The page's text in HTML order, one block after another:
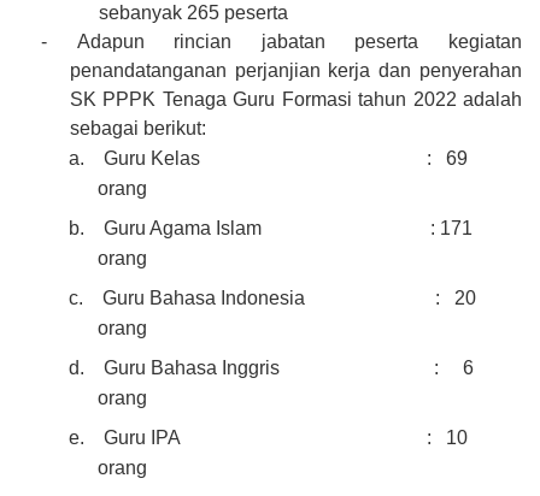
sebanyak 265 peserta
-
Adapun rincian jabatan peserta kegiatan
penandatanganan perjanjian kerja dan penyerahan
SK PPPK Tenaga Guru Formasi tahun 2022 adalah
sebagai berikut:
a.
Guru Kelas : 69
orang
b.
Guru Agama Islam : 171
orang
c.
Guru Bahasa Indonesia : 20
orang
d.
Guru Bahasa Inggris : 6
orang
e.
Guru IPA : 10
orang